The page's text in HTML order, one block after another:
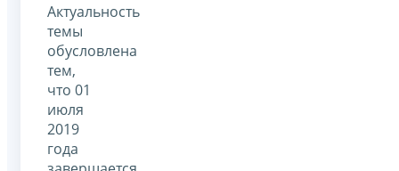
Актуальность
темы
обусловлена
тем,
что 01
июля
2019
года